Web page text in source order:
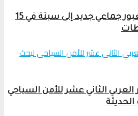
دعوات رقمية تحشد لعبور جماعي جديد إلى سبتة في 15
الثاني عشر للأمن السياحي